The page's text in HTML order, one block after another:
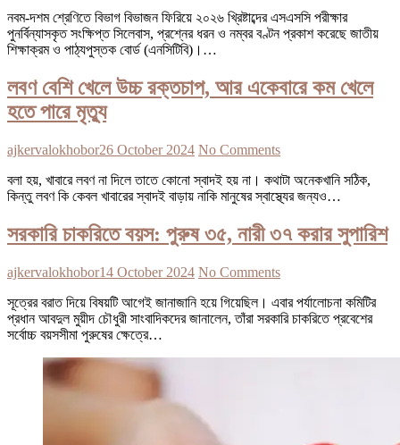
নবম-দশম শ্রেণিতে বিভাগ বিভাজন ফিরিয়ে ২০২৬ খ্রিষ্টাব্দের এসএসসি পরীক্ষার
পুনর্বিন্যাসকৃত সংক্ষিপ্ত সিলেবাস, প্রশ্নের ধরন ও নম্বর বণ্টন প্রকাশ করেছে জাতীয়
শিক্ষাক্রম ও পাঠ্যপুস্তক বোর্ড (এনসিটিবি)।…
লবণ বেশি খেলে উচ্চ রক্তচাপ, আর একেবারে কম খেলে
হতে পারে মৃত্যু
ajkervalokhobor26 October 2024 No Comments
বলা হয়, খাবারে লবণ না দিলে তাতে কোনো স্বাদই হয় না। কথাটা অনেকখানি সঠিক,
কিন্তু লবণ কি কেবল খাবারের স্বাদই বাড়ায় নাকি মানুষের স্বাস্থ্যের জন্যও…
সরকারি চাকরিতে বয়স: পুরুষ ৩৫, নারী ৩৭ করার সুপারিশ
ajkervalokhobor14 October 2024 No Comments
সূত্রের বরাত দিয়ে বিষয়টি আগেই জানাজানি হয়ে গিয়েছিল। এবার পর্যালোচনা কমিটির
প্রধান আবদুল মুয়ীদ চৌধুরী সাংবাদিকদের জানালেন, তাঁরা সরকারি চাকরিতে প্রবেশের
সর্বোচ্চ বয়সসীমা পুরুষের ক্ষেত্রে…